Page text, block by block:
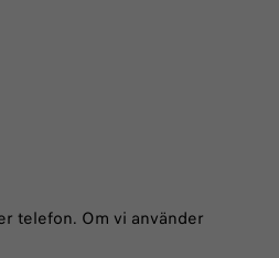
telefon. Om vi använder